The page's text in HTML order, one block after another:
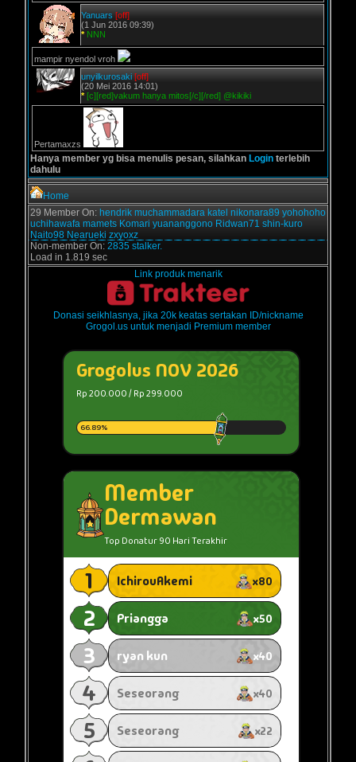
Yanuars [off]
(1 Jun 2016 09:39)
* NNN
mampir nyendol vroh
unyilkurosaki [off]
(20 Mei 2016 14:01)
* [c][red]vakum hanya mitos[/c][/red] @kikiki
Pertamaxzs
Hanya member yg bisa menulis pesan, silahkan Login terlebih
dahulu
Home
29 Member On: hendrik muchammadara katel nikonara89 yohohoho
uchihawafa mamets Komari yuananggono Ridwan71 shin-kuro
Naito98 Nearueki zxyoxz
Non-member On: 2835 stalker.
Load in 1.819 sec
Link produk menarik
Donasi seikhlasnya, jika 20k keatas sertakan ID/nickname
Grogol.us untuk menjadi Premium member